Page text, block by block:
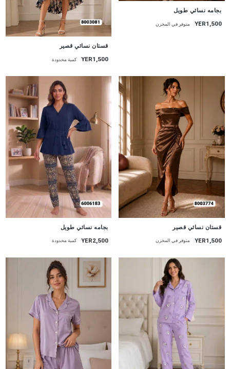
جديد
بجامه نسائي طويل
YER1,500 متوفر في المخزن
قستان نسائي قصير
YER1,500 كمية محدودة
قستان نسائي قصير
YER1,500 متوفر في المخزن
بجامه نسائي طويل
YER2,500 كمية محدودة